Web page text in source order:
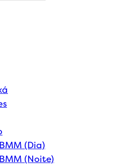
(Dia)
(Noite)